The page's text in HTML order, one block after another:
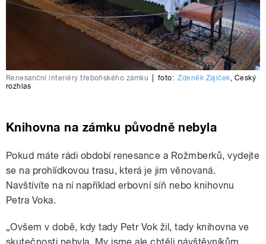
Renesanční interiéry třeboňského zámku foto: Zdeněk Zajíček, Český
rozhlas
Knihovna na zámku původně nebyla
Pokud máte rádi období renesance a Rožmberků, vydejte
se na prohlídkovou trasu, která je jim věnovaná.
Navštívíte na ní například erbovní síň nebo knihovnu
Petra Voka.
„Ovšem v době, kdy tady Petr Vok žil, tady knihovna ve